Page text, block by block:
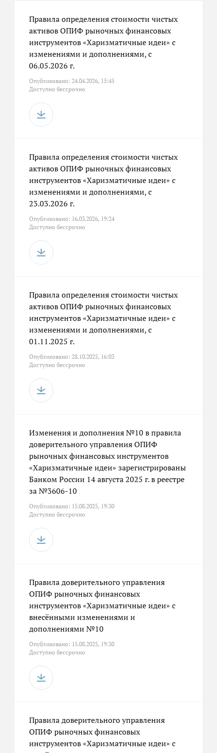
Правила определения стоимости чистых
активов ОПИФ рыночных финансовых
инструментов «Харизматичные идеи» с
изменениями и дополнениями, с
06.05.2026 г.
Опубликовано: 24.04.2026, 15:45
Доступно бессрочно
Правила определения стоимости чистых
активов ОПИФ рыночных финансовых
инструментов «Харизматичные идеи» с
изменениями и дополнениями, с
23.03.2026 г.
Опубликовано: 16.03.2026, 19:24
Доступно бессрочно
Правила определения стоимости чистых
активов ОПИФ рыночных финансовых
инструментов «Харизматичные идеи» с
изменениями и дополнениями, с
01.11.2025 г.
Опубликовано: 28.10.2025, 16:03
Доступно бессрочно
Изменения и дополнения №10 в правила
доверительного управления ОПИФ
рыночных финансовых инструментов
«Харизматичные идеи» зарегистрированы
Банком России 14 августа 2025 г. в реестре
за №3606-10
Опубликовано: 15.08.2025, 19:30
Доступно бессрочно
Правила доверительного управления
ОПИФ рыночных финансовых
инструментов «Харизматичные идеи» с
внесёнными изменениями и
дополнениями №10
Опубликовано: 15.08.2025, 19:30
Доступно бессрочно
Правила доверительного управления
ОПИФ рыночных финансовых
инструментов «Харизматичные идеи» с